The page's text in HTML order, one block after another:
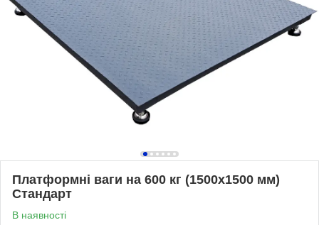
Платформні ваги на 600 кг (1500х1500 мм)
Стандарт
В наявності